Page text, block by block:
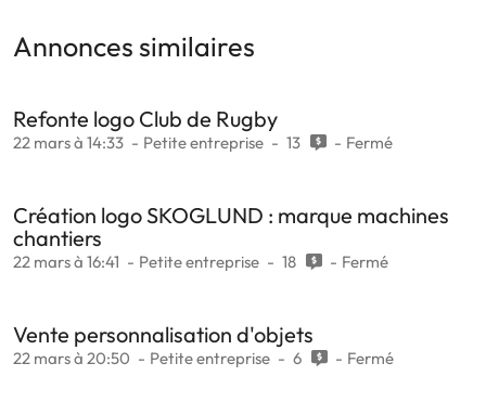
Annonces similaires
Refonte logo Club de Rugby
22 mars à 14:33 Petite entreprise 13 Fermé
Création logo SKOGLUND : marque machines
chantiers
22 mars à 16:41 Petite entreprise 18 Fermé
Vente personnalisation d'objets
22 mars à 20:50 Petite entreprise 6 Fermé